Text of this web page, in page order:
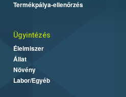
Termékpálya-ellenőrzés
Ügyintézés
Élelmiszer
Állat
Növény
Labor/Egyéb